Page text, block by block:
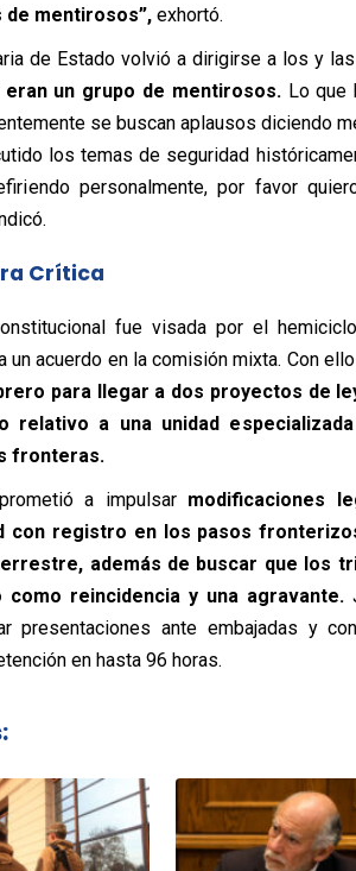
mentirosos”,exhortó.
de Estado volvió a dirigirse a los y las
un grupo de mentirosos. Lo que
se buscan aplausos diciendo
los temas de seguridad
personalmente, por favor
Crítica
fue visada por el
un acuerdo en la comisión mixta. Con
para llegar a dos proyectos de
relativo a una unidad e
fronteras.
a impulsarmodificaciones
con registro en los pasos
además de buscar que los
reincidencia y una agravante.
presentaciones ante embajadas y
en hasta 96 horas.